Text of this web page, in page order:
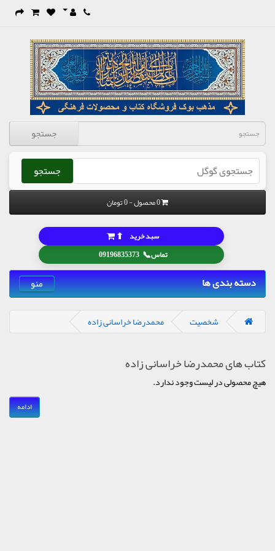
جستجو
جستجو
0 محصول - 0 تومان
تماس📞
09196835373
سبد خرید ⬆
دسته بندی ها منو
شخصیت محمدرضا خراسانی زاده
کتاب های محمدرضا خراسانی زاده
هیچ محصولی در لیست وجود ندارد.
ادامه